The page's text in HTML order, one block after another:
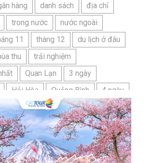
hàng danh sách
địa chỉ
trong nước
nước ngoài
11 tháng 12
du lịch ở đâu
thu
trải nghiệm
Quan Lạn
3 ngày
Hải Hòa Quảng Bình
4 ngày
quyết Hải Tiến
Ninh Bình
lịch sầm sơn cần chuẩn bị gì
đặc sản sầm sơn
sầm sơn